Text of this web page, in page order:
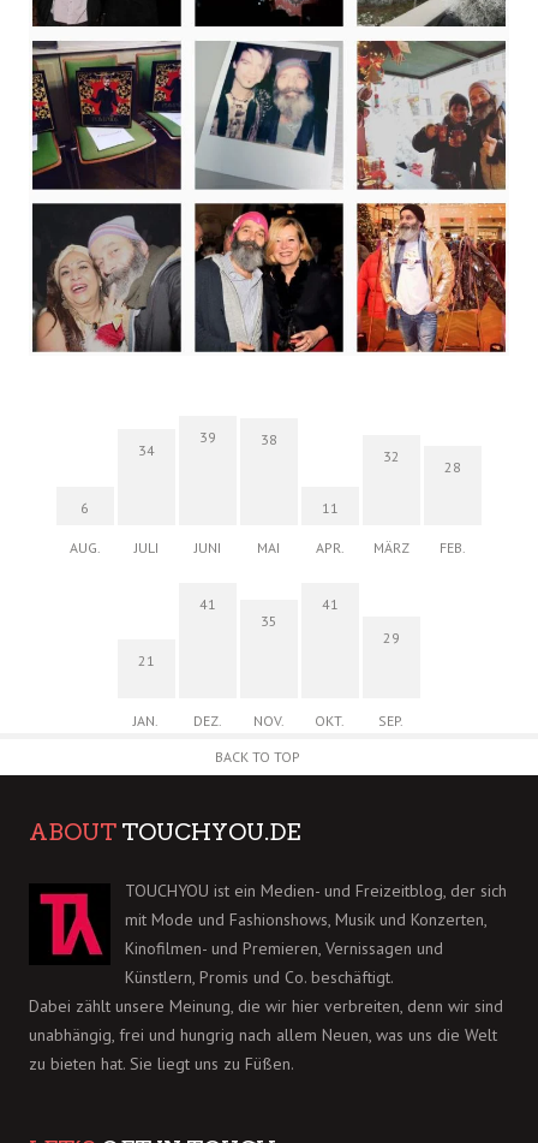
6
AUG.
34
JULI
39
JUNI
38
MAI
11
APR.
32
MÄRZ
28
FEB.
21
JAN.
41
DEZ.
35
NOV.
41
OKT.
29
SEP.
BACK TO TOP
ABOUT TOUCHYOU.DE
TOUCHYOU ist ein Medien- und Freizeitblog, der sich
mit Mode und Fashionshows, Musik und Konzerten,
Kinofilmen- und Premieren, Vernissagen und
Künstlern, Promis und Co. beschäftigt.
Dabei zählt unsere Meinung, die wir hier verbreiten, denn wir sind
unabhängig, frei und hungrig nach allem Neuen, was uns die Welt
zu bieten hat. Sie liegt uns zu Füßen.